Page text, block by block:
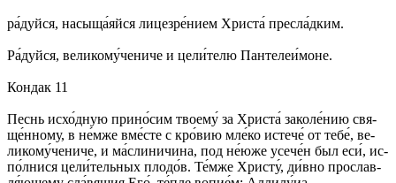
ра́­дуй­ся, на­сы­ща́­яй­ся ли­це­зре́­ни­ем Хри­ста́ пре­сла́д­ким.
Ра́­дуй­ся, ве­ли­ко­му́­че­ни­че и це­ли́­те­лю Пан­те­леи́­мо­не.
Кондак 11
Песнь ис­хо́д­ную при­но́­сим тво­ему́ за Хри­ста́ за­ко­ле́­нию свя­
ще́н­но­му, в не́м­же вме́с­те с кро́­вию мле́­ко ис­те­че́ от те­бе́, ве­
ли­ко­му́­че­ни­че, и ма́с­ли­ни­чи­на, под не́ю­же усе­че́н был еси́, ис­
по́л­ни­ся це­ли́­тель­ных пло­до́в. Те́м­же Хри­сту́, ди́в­но про­слав­